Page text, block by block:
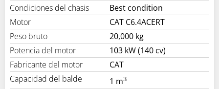
Condiciones del chasis
Best condition
Motor
CAT C6.4ACERT
Peso bruto
20,000 kg
Potencia del motor
103 kW (140 cv)
Fabricante del motor
CAT
Capacidad del balde
1 m3